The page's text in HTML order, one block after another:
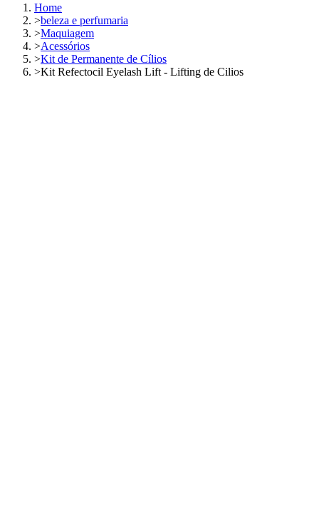
Home
>beleza e perfumaria
>Maquiagem
>Acessórios
>Kit de Permanente de Cílios
>Kit Refectocil Eyelash Lift - Lifting de Cilios